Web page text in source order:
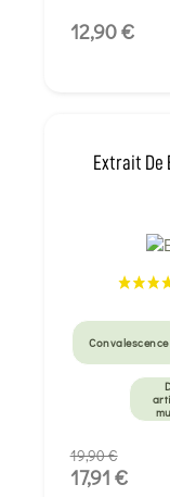
12,90 €
Extrait De
Convalescence
19,90 €
17,91 €